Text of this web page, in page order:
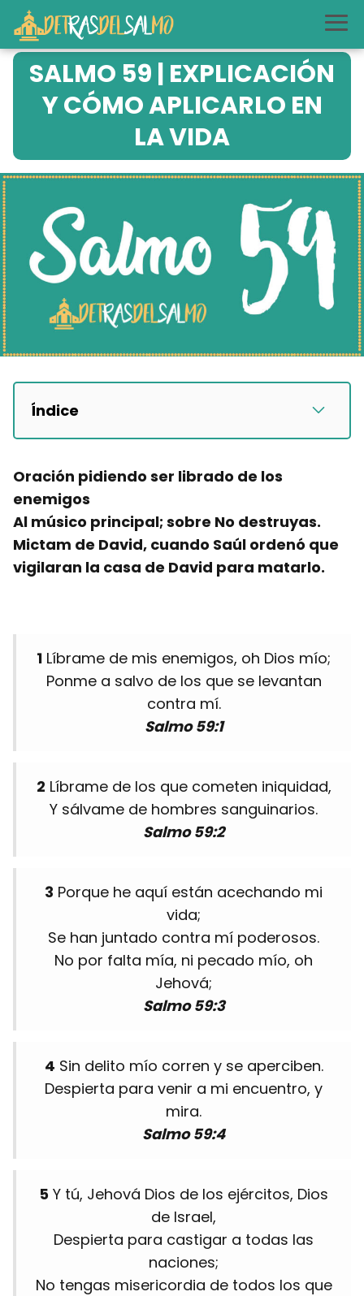
SALMO 59 | EXPLICACIÓN
Y CÓMO APLICARLO EN
LA VIDA
Índice
Oración pidiendo ser librado de los
enemigos
Al músico principal; sobre No destruyas.
Mictam de David, cuando Saúl ordenó que
vigilaran la casa de David para matarlo.
1 Líbrame de mis enemigos, oh Dios mío;
Ponme a salvo de los que se levantan
contra mí.
Salmo 59:1
2 Líbrame de los que cometen iniquidad,
Y sálvame de hombres sanguinarios.
Salmo 59:2
3 Porque he aquí están acechando mi
vida;
Se han juntado contra mí poderosos.
No por falta mía, ni pecado mío, oh
Jehová;
Salmo 59:3
4 Sin delito mío corren y se aperciben.
Despierta para venir a mi encuentro, y
mira.
Salmo 59:4
5 Y tú, Jehová Dios de los ejércitos, Dios
de Israel,
Despierta para castigar a todas las
naciones;
No tengas misericordia de todos los que